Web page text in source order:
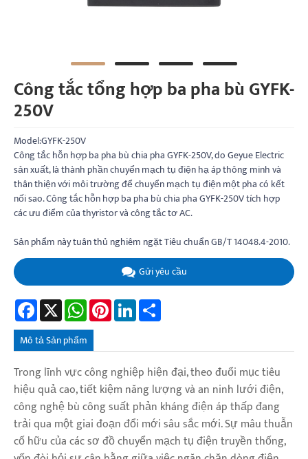
Công tắc tổng hợp ba pha bù GYFK-
250V
Model:GYFK-250V
Công tắc hỗn hợp ba pha bù chia pha GYFK-250V, do Geyue Electric
sản xuất, là thành phần chuyển mạch tụ điện hạ áp thông minh và
thân thiện với môi trường để chuyển mạch tụ điện một pha có kết
nối sao. Công tắc hỗn hợp ba pha bù chia pha GYFK-250V tích hợp
các ưu điểm của thyristor và công tắc tơ AC.
Sản phẩm này tuân thủ nghiêm ngặt Tiêu chuẩn GB/T 14048.4-2010.
Gửi yêu cầu
Facebook
X WhatsAppPinterestLinkedIn
Mô tả Sản phẩm
Trong lĩnh vực công nghiệp hiện đại, theo đuổi mục tiêu
hiệu quả cao, tiết kiệm năng lượng và an ninh lưới điện,
công nghệ bù công suất phản kháng điện áp thấp đang
trải qua một giai đoạn đổi mới sâu sắc mới. Sự mâu thuẫn
cố hữu của các sơ đồ chuyển mạch tụ điện truyền thống,